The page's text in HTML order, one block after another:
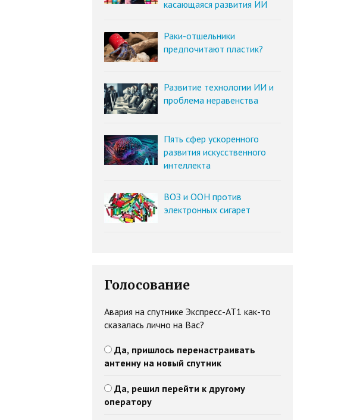
касающаяся развития ИИ
Раки-отшельники
предпочитают пластик?
Развитие технологии ИИ и
проблема неравенства
Пять сфер ускоренного
развития искусственного
интеллекта
ВОЗ и ООН против
электронных сигарет
Голосование
Авария на спутнике Экспресс-АТ1 как-то
сказалась лично на Вас?
Да, пришлось перенастраивать
антенну на новый спутник
Да, решил перейти к другому
оператору